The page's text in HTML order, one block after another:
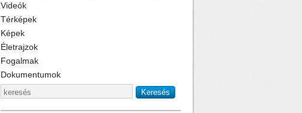
Videók
Térképek
Képek
Életrajzok
Fogalmak
Dokumentumok